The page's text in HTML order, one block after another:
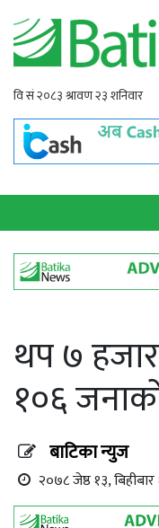
थप ७
१०६
बाटिका न्युज
२०७८ जेष्ठ १३,